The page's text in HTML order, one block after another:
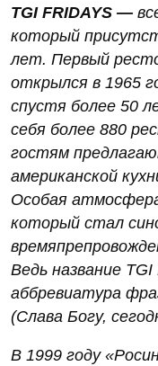
TGI FRIDAYS —
который
лет. Первый
открылся в 1965
спустя более 50
себя более 880
гостям
американской
Особая
который стал
Ведь название
аббревиатура
(Слава Богу,
В 1999 году